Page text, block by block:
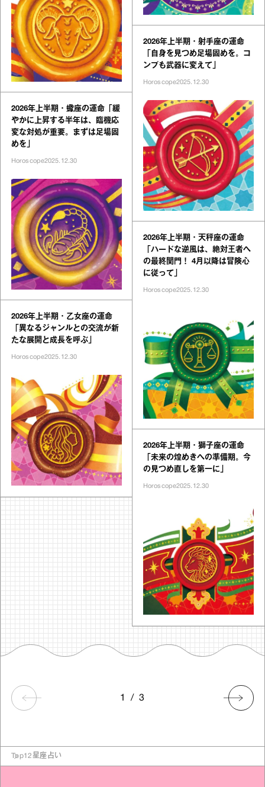
2026年上半期・蠍座の運命「緩
やかに上昇する半年は、臨機応
変な対処が重要。まずは足場固
めを」
Horoscope2025.12.30
2026年上半期・乙女座の運命
「異なるジャンルとの交流が新
たな展開と成長を呼ぶ」
Horoscope2025.12.30
2026年上半期・射手座の運命
「自身を見つめ足場固めを。コ
ンプも武器に変えて」
Horoscope2025.12.30
2026年上半期・天秤座の運命
「ハードな逆風は、絶対王者へ
の最終関門！ 4月以降は冒険心
に従って」
Horoscope2025.12.30
2026年上半期・獅子座の運命
「未来の煌めきへの準備期。今
の見つめ直しを第一に」
Horoscope2025.12.30
1 / 3
Top12星座占い